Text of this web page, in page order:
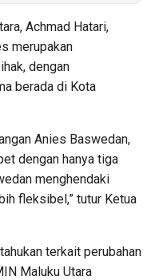
Achmad Hatari,
merupakan
dengan
berada di Kota
Anies Baswedan,
dengan hanya tiga
menghendaki
fleksibel,” tutur Ketua
terkait perubahan
Maluku Utara